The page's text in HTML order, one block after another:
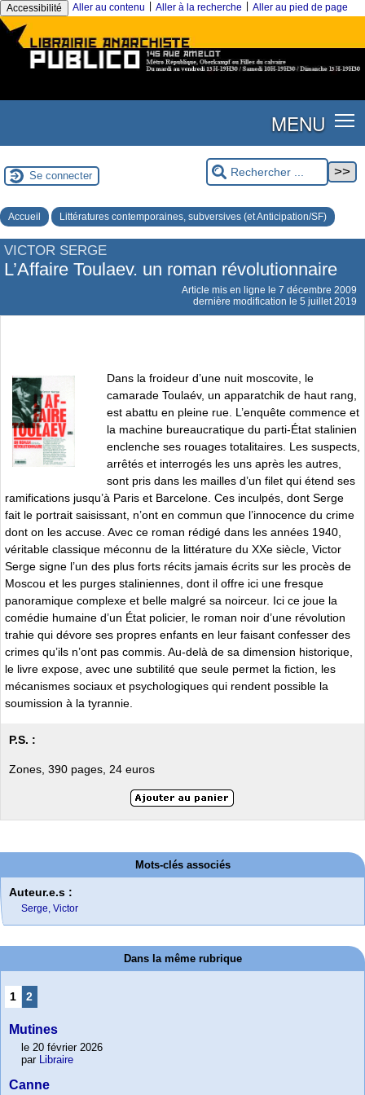
Accessibilité Aller au contenu Aller à la recherche Aller au pied de page
MENU
Se connecter
Accueil Littératures contemporaines, subversives (et Anticipation/SF)
VICTOR SERGE
L’Affaire Toulaev. un roman révolutionnaire
Article mis en ligne le 7 décembre 2009
dernière modification le 5 juillet 2019
Dans la froideur d’une nuit moscovite, le
camarade Toulaév, un apparatchik de haut rang,
est abattu en pleine rue. L’enquête commence et
la machine bureaucratique du parti-État stalinien
enclenche ses rouages totalitaires. Les suspects,
arrêtés et interrogés les uns après les autres,
sont pris dans les mailles d’un filet qui étend ses
ramifications jusqu’à Paris et Barcelone. Ces inculpés, dont Serge
fait le portrait saisissant, n’ont en commun que l’innocence du crime
dont on les accuse. Avec ce roman rédigé dans les années 1940,
véritable classique méconnu de la littérature du XXe siècle, Victor
Serge signe l’un des plus forts récits jamais écrits sur les procès de
Moscou et les purges staliniennes, dont il offre ici une fresque
panoramique complexe et belle malgré sa noirceur. Ici ce joue la
comédie humaine d’un État policier, le roman noir d’une révolution
trahie qui dévore ses propres enfants en leur faisant confesser des
crimes qu’ils n’ont pas commis. Au-delà de sa dimension historique,
le livre expose, avec une subtilité que seule permet la fiction, les
mécanismes sociaux et psychologiques qui rendent possible la
soumission à la tyrannie.
P.S. :
Zones, 390 pages, 24 euros
Mots-clés associés
Auteur.e.s :
Serge, Victor
Dans la même rubrique
1 2
Mutines
le 20 février 2026
par Libraire
Canne